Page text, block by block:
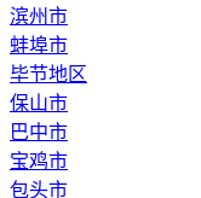
滨州市
蚌埠市
毕节地区
保山市
巴中市
宝鸡市
包头市